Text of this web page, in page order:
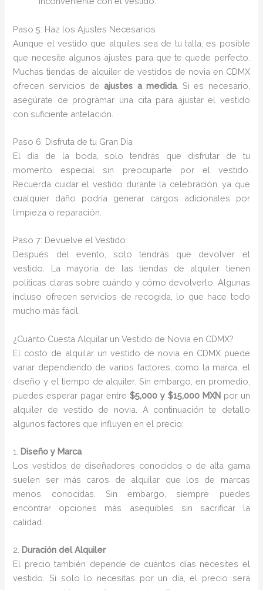
Paso 5: Haz los Ajustes Necesarios
Aunque el vestido que alquiles sea de tu talla, es posible
que necesite algunos ajustes para que te quede perfecto.
Muchas tiendas de alquiler de vestidos de novia en CDMX
ofrecen servicios deajustes a medida. Si es necesario,
asegúrate de programar una cita para ajustar el vestido
con suficiente antelación.
Paso 6: Disfruta de tu Gran Día
El día de la boda, solo tendrás que disfrutar de tu
momento especial sin preocuparte por el vestido.
Recuerda cuidar el vestido durante la celebración, ya que
cualquier daño podría generar cargos adicionales por
limpieza o reparación.
Paso 7: Devuelve el Vestido
Después del evento, solo tendrás que devolver el
vestido. La mayoría de las tiendas de alquiler tienen
políticas claras sobre cuándo y cómo devolverlo. Algunas
incluso ofrecen servicios de recogida, lo que hace todo
mucho más fácil.
¿Cuánto Cuesta Alquilar un Vestido de Novia en CDMX?
El costo de alquilar un vestido de novia en CDMX puede
variar dependiendo de varios factores, como la marca, el
diseño y el tiempo de alquiler. Sin embargo, en promedio,
puedes esperar pagar entre$5,000 y $15,000 MXNpor un
alquiler de vestido de novia. A continuación te detallo
algunos factores que influyen en el precio:
1. Diseño y Marca
Los vestidos de diseñadores conocidos o de alta gama
suelen ser más caros de alquilar que los de marcas
menos conocidas. Sin embargo, siempre puedes
encontrar opciones más asequibles sin sacrificar la
calidad.
2. Duración del Alquiler
El precio también depende de cuántos días necesites el
vestido. Si solo lo necesitas por un día, el precio será